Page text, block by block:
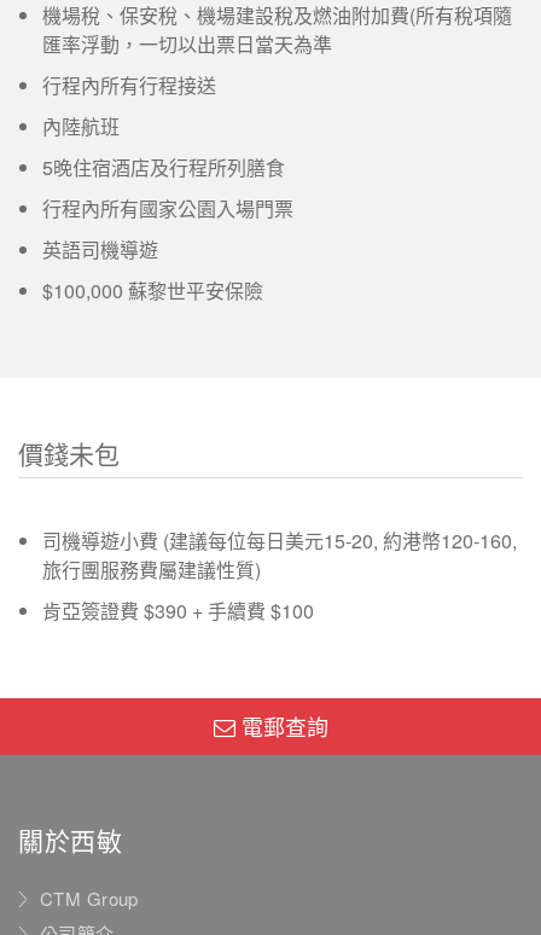
機場稅、保安稅、機場建設稅及燃油附加費(所有稅項隨
匯率浮動，一切以出票日當天為準
行程內所有行程接送
內陸航班
5晚住宿酒店及行程所列膳食
行程內所有國家公園入場門票
英語司機導遊
$100,000 蘇黎世平安保險
價錢未包
司機導遊小費 (建議每位每日美元15-20, 約港幣120-160,
旅行團服務費屬建議性質)
肯亞簽證費 $390 + 手續費 $100
電郵查詢
關於西敏
CTM Group